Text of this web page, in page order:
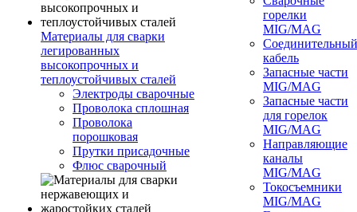
Материалы для сварки
легированных
высокопрочных и
теплоустойчивых сталей
Электроды сварочные
Проволока сплошная
Проволока
порошковая
Прутки присадочные
Флюс сварочный
горелки
MIG/MAG
Соединительный
кабель
Запасные части
MIG/MAG
Запасные части
для горелок
MIG/MAG
Направляющие
каналы
MIG/MAG
Токосъемники
MIG/MAG